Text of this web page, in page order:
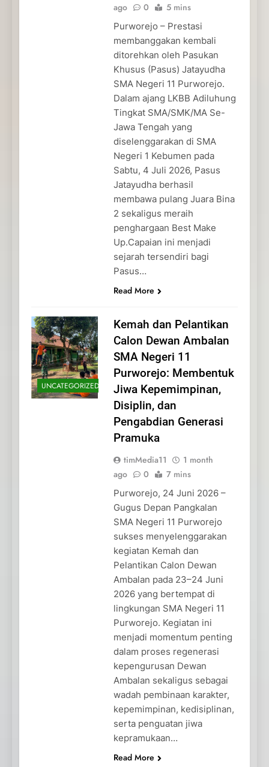
ago
0 5 mins
Purworejo – Prestasi
membanggakan kembali
ditorehkan oleh Pasukan
Khusus (Pasus) Jatayudha
SMA Negeri 11 Purworejo.
Dalam ajang LKBB Adiluhung
Tingkat SMA/SMK/MA Se-
Jawa Tengah yang
diselenggarakan di SMA
Negeri 1 Kebumen pada
Sabtu, 4 Juli 2026, Pasus
Jatayudha berhasil
membawa pulang Juara Bina
2 sekaligus meraih
penghargaan Best Make
Up.Capaian ini menjadi
sejarah tersendiri bagi
Pasus…
Read More
UNCATEGORIZED
Kemah dan Pelantikan
Calon Dewan Ambalan
SMA Negeri 11
Purworejo: Membentuk
Jiwa Kepemimpinan,
Disiplin, dan
Pengabdian Generasi
Pramuka
timMedia11
1 month
ago
0 7 mins
Purworejo, 24 Juni 2026 –
Gugus Depan Pangkalan
SMA Negeri 11 Purworejo
sukses menyelenggarakan
kegiatan Kemah dan
Pelantikan Calon Dewan
Ambalan pada 23–24 Juni
2026 yang bertempat di
lingkungan SMA Negeri 11
Purworejo. Kegiatan ini
menjadi momentum penting
dalam proses regenerasi
kepengurusan Dewan
Ambalan sekaligus sebagai
wadah pembinaan karakter,
kepemimpinan, kedisiplinan,
serta penguatan jiwa
kepramukaan…
Read More